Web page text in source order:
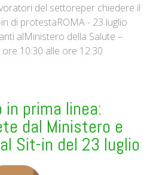
del settoreper chiedere il
di protestaROMA - 23 luglio
alMinistero della Salute –
10:30 alle ore 12:30
in prima linea:
dal Ministero e
Sit-in del 23 luglio